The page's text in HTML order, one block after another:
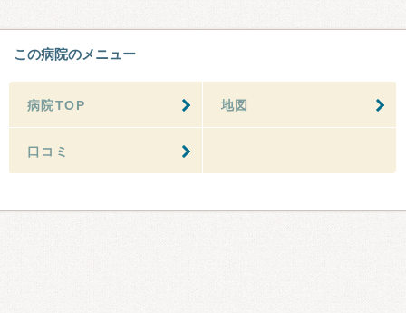
この病院のメニュー
病院TOP 地図
口コミ